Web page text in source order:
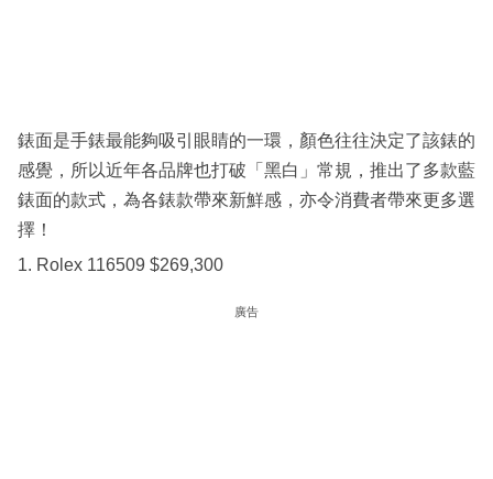
區
錶面是手錶最能夠吸引眼睛的一環，顏色往往決定了該錶的
感覺，所以近年各品牌也打破「黑白」常規，推出了多款藍
錶面的款式，為各錶款帶來新鮮感，亦令消費者帶來更多選
擇！
1. Rolex 116509 $269,300
廣告